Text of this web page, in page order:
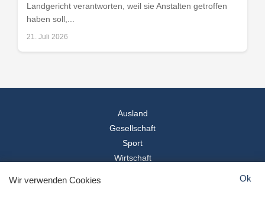
Landgericht verantworten, weil sie Anstalten getroffen
haben soll,...
21. Juli 2026
Ausland
Gesellschaft
Sport
Wirtschaft
© 2026Landesspiegel
Wir verwenden Cookies Ok